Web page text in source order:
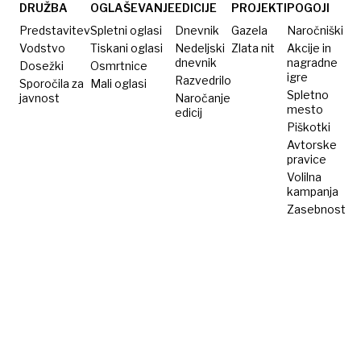
DRUŽBA
Predstavitev
Vodstvo
Dosežki
Sporočila za
javnost
OGLAŠEVANJE
Spletni oglasi
Tiskani oglasi
Osmrtnice
Mali oglasi
EDICIJE
Dnevnik
Nedeljski
dnevnik
Razvedrilo
Naročanje
edicij
PROJEKTI
Gazela
Zlata nit
POGOJI
Naročniški
Akcije in
nagradne
igre
Spletno
mesto
Piškotki
Avtorske
pravice
Volilna
kampanja
Zasebnost